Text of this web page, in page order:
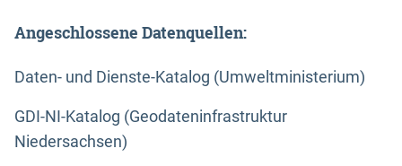
Angeschlossene Datenquellen:
Daten- und Dienste-Katalog (Umweltministerium)
GDI-NI-Katalog (Geodateninfrastruktur
Niedersachsen)